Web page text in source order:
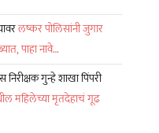
लष्कर पोलिसांनी जुगार
पाहा नावे…
गुन्हे शाखा पिंपरी
महिलेच्या मृतदेहाचं गूढ